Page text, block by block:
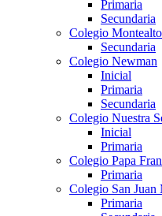
Primaria
Secundaria
Colegio Montealto
Secundaria
Colegio Newman
Inicial
Primaria
Secundaria
Colegio Nuestra
Inicial
Primaria
Colegio Papa
Primaria
Colegio San
Primaria